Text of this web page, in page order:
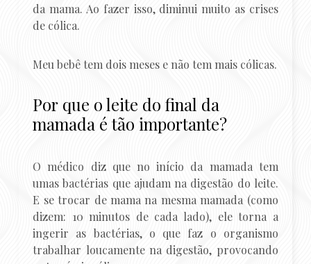
da mama. Ao fazer isso, diminui muito as crises
de cólica.
Meu bebê tem dois meses e não tem mais cólicas.
Por que o leite do final da
mamada é tão importante?
O médico diz que no início da mamada tem
umas bactérias que ajudam na digestão do leite.
E se trocar de mama na mesma mamada (como
dizem: 10 minutos de cada lado), ele torna a
ingerir as bactérias, o que faz o organismo
trabalhar loucamente na digestão, provocando